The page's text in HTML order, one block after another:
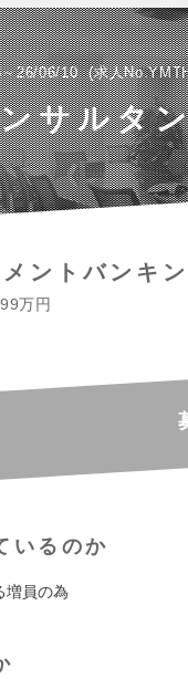
26/06/10 求人
サルタ
ントバンキ
万円
いるのか
増員の為